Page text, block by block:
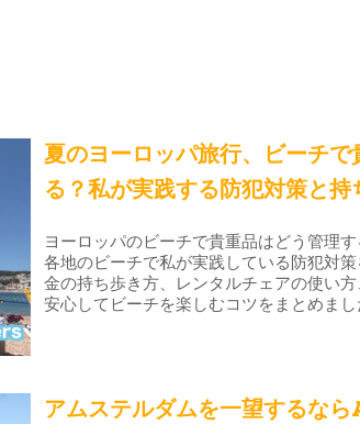
夏のヨーロッパ旅行、ビーチで
る？私が実践する防犯対策と持
ヨーロッパのビーチで貴重品はどう管理
各地のビーチで私が実践している防犯対
金の持ち歩き方、レンタルチェアの使い方
安心してビーチを楽しむコツをまとめまし
アムステルダムを一望するなら